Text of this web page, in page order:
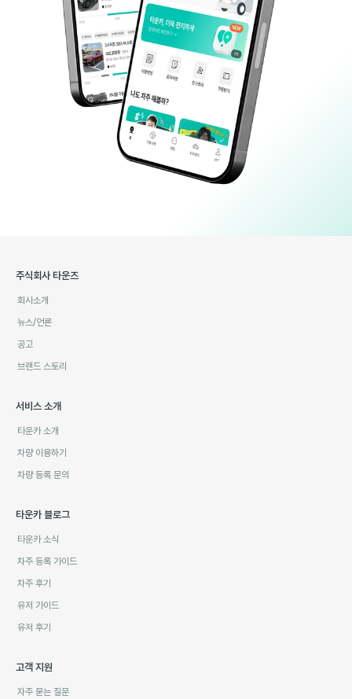
주식회사 타운즈
회사소개
뉴스/언론
공고
브랜드 스토리
서비스 소개
타운카 소개
차량 이용하기
차량 등록 문의
타운카 블로그
타운카 소식
차주 등록 가이드
차주 후기
유저 가이드
유저 후기
고객 지원
자주 묻는 질문